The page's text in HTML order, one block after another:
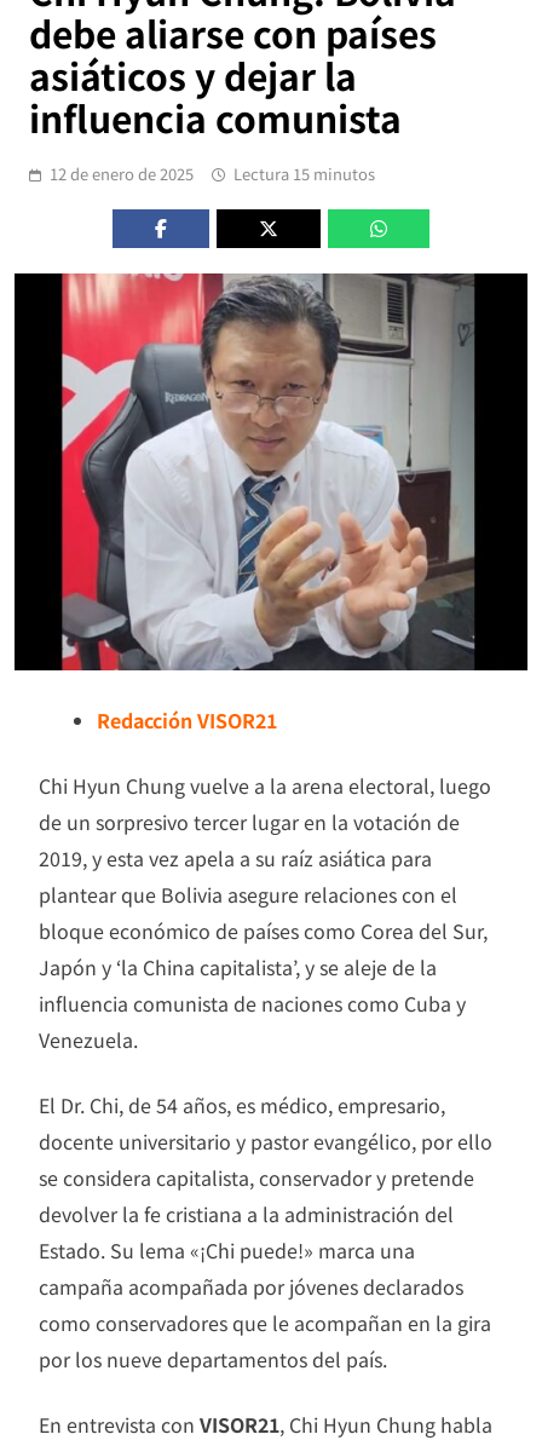
debe aliarse con países
asiáticos y dejar la
influencia comunista
12 de enero de 2025 Lectura 15 minutos
Redacción VISOR21
Chi Hyun Chung vuelve a la arena electoral, luego
de un sorpresivo tercer lugar en la votación de
2019, y esta vez apela a su raíz asiática para
plantear que Bolivia asegure relaciones con el
bloque económico de países como Corea del Sur,
Japón y ‘la China capitalista’, y se aleje de la
influencia comunista de naciones como Cuba y
Venezuela.
El Dr. Chi, de 54 años, es médico, empresario,
docente universitario y pastor evangélico, por ello
se considera capitalista, conservador y pretende
devolver la fe cristiana a la administración del
Estado. Su lema «¡Chi puede!» marca una
campaña acompañada por jóvenes declarados
como conservadores que le acompañan en la gira
por los nueve departamentos del país.
En entrevista con VISOR21, Chi Hyun Chung habla